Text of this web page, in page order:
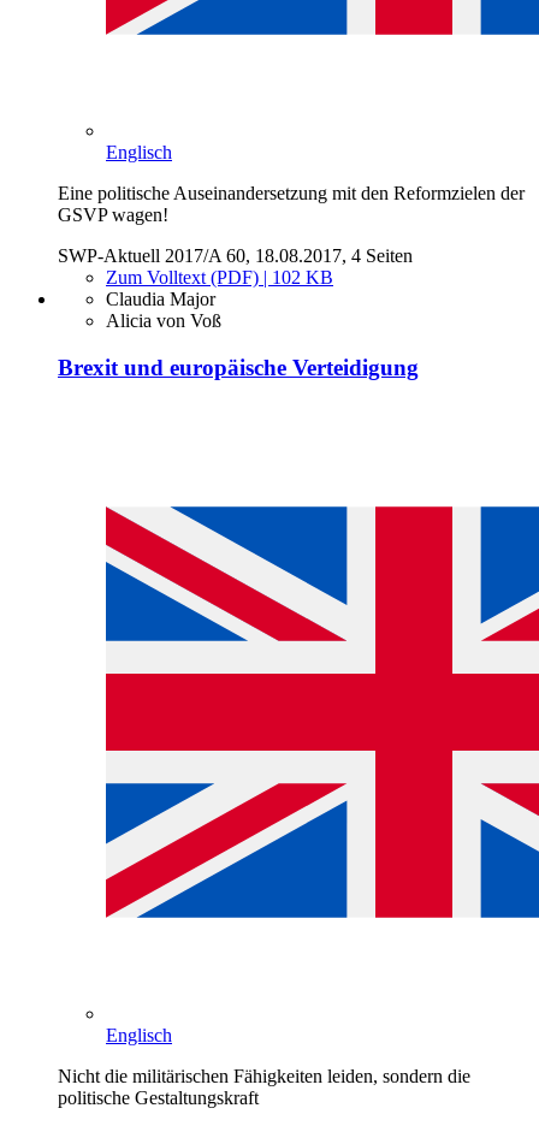
Englisch
Eine politische Auseinandersetzung mit den Reformzielen der
GSVP wagen!
SWP-Aktuell 2017/A 60, 18.08.2017, 4 Seiten
Zum Volltext (PDF) | 102 KB
Claudia Major
Alicia von Voß
Brexit und europäische Verteidigung
Englisch
Nicht die militärischen Fähigkeiten leiden, sondern die
politische Gestaltungskraft